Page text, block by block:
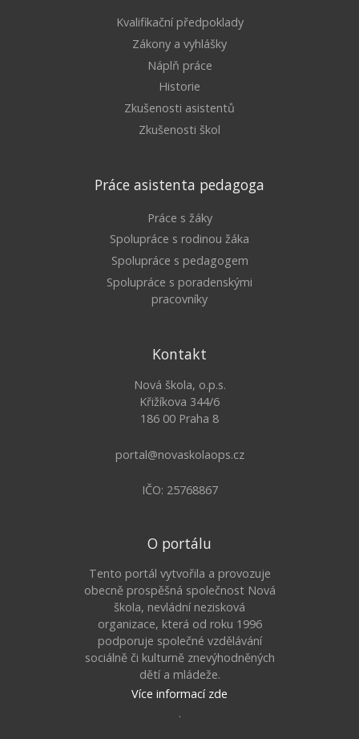
Kvalifikační předpoklady
Zákony a vyhlášky
Náplň práce
Historie
Zkušenosti asistentů
Zkušenosti škol
Práce asistenta pedagoga
Práce s žáky
Spolupráce s rodinou žáka
Spolupráce s pedagogem
Spolupráce s poradenskými
pracovníky
Kontakt
Nová škola, o.p.s.
Křižíkova 344/6
186 00 Praha 8
portal@novaskolaops.cz
IČO: 25768867
O portálu
Tento portál vytvořila a provozuje
obecně prospěšná společnost Nová
škola, nevládní nezisková
organizace, která od roku 1996
podporuje společné vzdělávání
sociálně či kulturně znevýhodněných
dětí a mládeže.
Více informací zde
.